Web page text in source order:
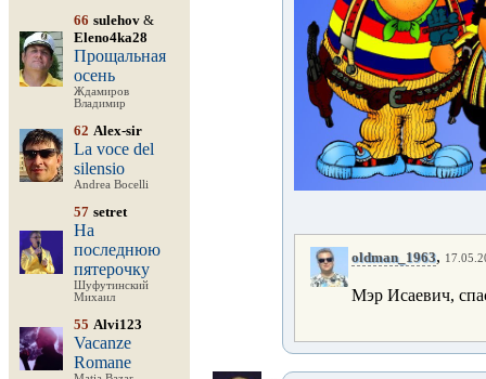
66 sulehov &
Eleno4ka28
Прощальная
осень
Ждамиров
Владимир
62 Alex-sir
La voce del
silensio
Andrea Bocelli
57 setret
На
последнюю
пятерочку
Шуфутинский
Михаил
55 Alvi123
Vacanze
Romane
oldman_1963,
Мэр Исаевич,